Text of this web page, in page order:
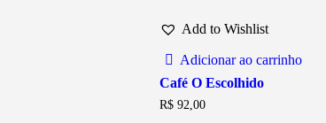
Add to Wishlist
Adicionar ao carrinho
Café O Escolhido
R$ 92,00